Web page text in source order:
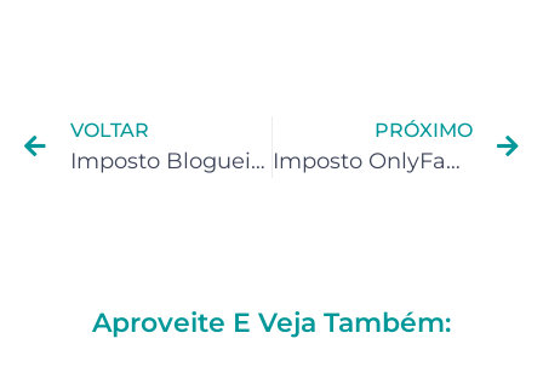
VOLTAR
Imposto Blogueiros: Tributação
PRÓXIMO
Imposto OnlyFans: Tributação
Aproveite E Veja Também: